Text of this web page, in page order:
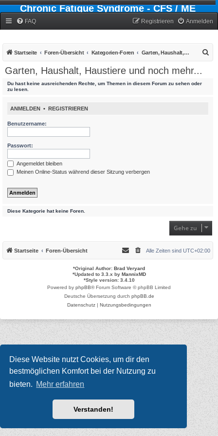
Diese Website nutzt Cookies, um dir den
bestmöglichen Komfort bei der Nutzung zu
bieten. Mehr erfahren
Verstanden!
Chronic Fatigue Syndrome - CFS / ME
FAQ Anmelden
Registrieren
Startseite Foren-Übersicht Kategorien-Foren Garten, Haushalt, Haustiere und noch mehr...
Garten, Haushalt, Haustiere und noch mehr...
Du hast keine ausreichenden Rechte, um Themen in diesem Forum zu sehen oder
zu lesen.
ANMELDEN • REGISTRIEREN
Benutzername:
Passwort:
Angemeldet bleiben
Meinen Online-Status während dieser Sitzung verbergen
Diese Kategorie hat keine Foren.
Gehe zu
Startseite Foren-Übersicht Alle Zeiten sind UTC+02:00
*Original Author: Brad Veryard
*Updated to 3.3.x by MannixMD
*Style version: 3.4.10
Powered by phpBB® Forum Software © phpBB Limited
Deutsche Übersetzung durch phpBB.de
Datenschutz| Nutzungsbedingungen